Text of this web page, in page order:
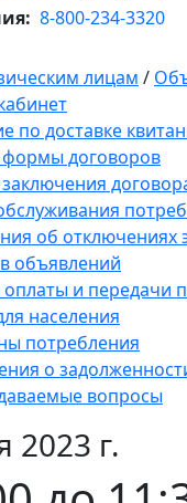
8-800-234-3320
лицам /
по доставке
договоров
об отключениях
объявлений
и передачи
населения
потребления
о
вопросы
2023 г.